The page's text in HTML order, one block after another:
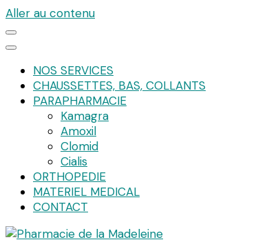
Aller au contenu
NOS SERVICES
CHAUSSETTES, BAS, COLLANTS
PARAPHARMACIE
Kamagra
Amoxil
Clomid
Cialis
ORTHOPEDIE
MATERIEL MEDICAL
CONTACT